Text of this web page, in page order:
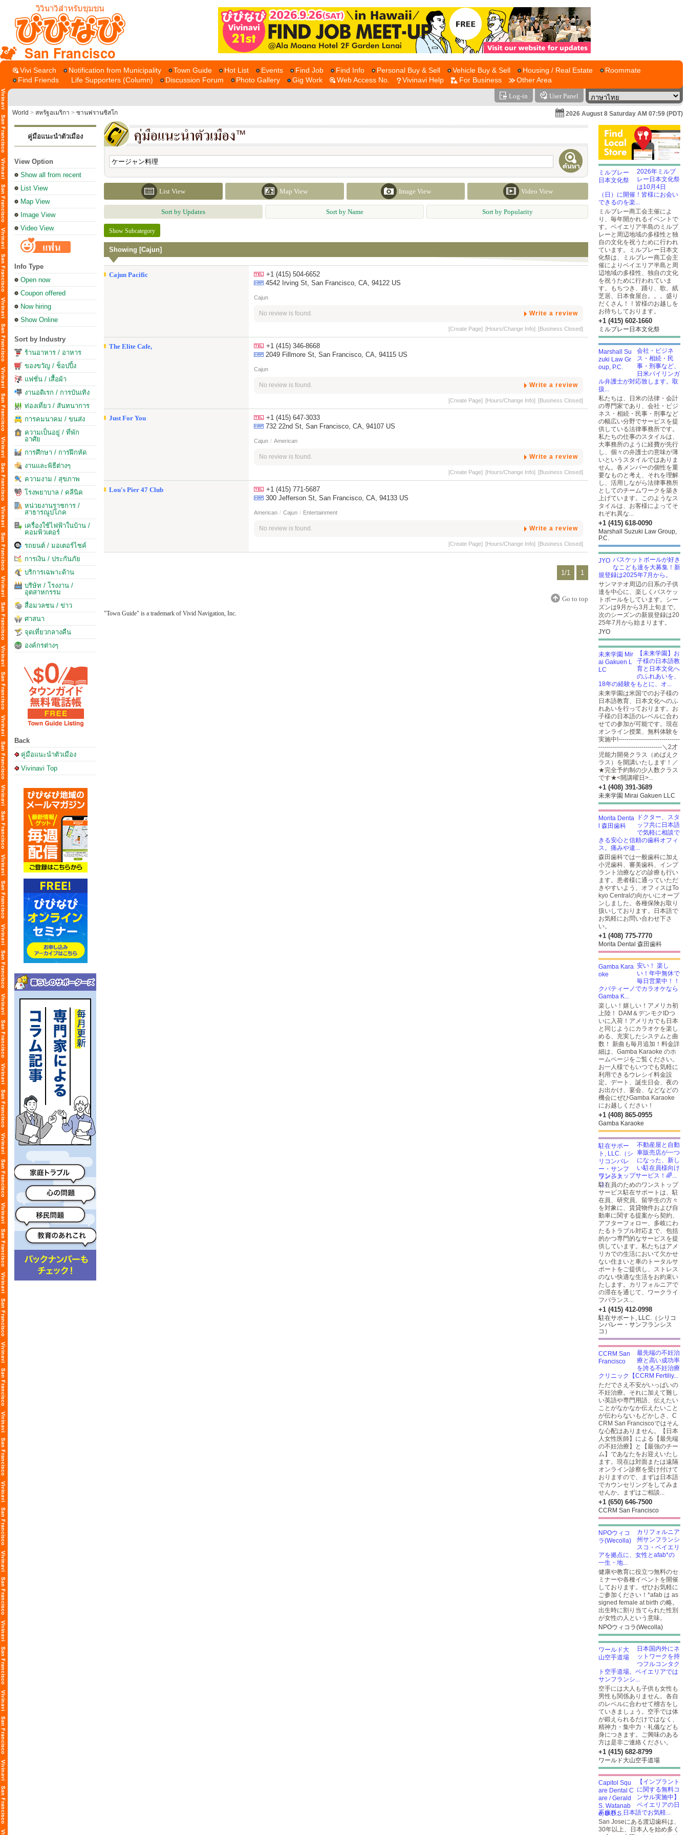
San Francisco
Vivi Search Notification from Municipality Town Guide Hot List Events Find Job Find Info Personal Buy & Sell Vehicle Buy & Sell Housing / Real Estate
Roommate
Find Friends
Life Supporters (Column) Discussion Forum Photo Gallery Gig Work Web Access No. Vivinavi Help For Business Other Area
Log-in User Panel
World > สหรัฐอเมริกา > ซานฟรานซิสโก 2026 August 8 Saturday AM 07:59 (PDT)
คู่มือแนะนำตัวเมือง
View Option
Show all from recent
List View
Map View
Image View
Video View
Info Type
Open now
Coupon offered
Now hiring
Show Online
Sort by Industry
ร้านอาหาร / อาหาร
ของขวัญ / ช็อปปิ้ง
แฟชั่น / เสื้อผ้า
งานอดิเรก / การบันเทิง
ท่องเที่ยว / สันทนาการ
การคมนาคม / ขนส่ง
ความเป็นอยู่ / ที่พัก
อาศัย
การศึกษา / การฝึกหัด
งานและพิธีต่างๆ
ความงาม / สุขภาพ
โรงพยาบาล / คลีนิค
หน่วยงานราชการ /
สาธารณูปโภค
เครื่องใช้ไฟฟ้าในบ้าน /
คอมพิวเตอร์
รถยนต์ / มอเตอร์ไซค์
การเงิน / ประกันภัย
บริการเฉพาะด้าน
บริษัท / โรงงาน /
อุตสาหกรรม
สื่อมวลชน / ข่าว
ศาสนา
จุดเที่ยวกลางคืน
องค์กรต่างๆ
Back
คู่มือแนะนำตัวเมือง
Vivinavi Top
List View Map View Image View Video View
Sort by Updates Sort by Name Sort by Popularity
Show Subcategory
Showing [Cajun]
Cajun Pacific
+1 (415) 504-6652
4542 Irving St, San Francisco, CA, 94122 US
Cajun
No review is found. Write a review
[Create Page] [Hours/Change Info] [Business Closed]
The Elite Cafe,
+1 (415) 346-8668
2049 Fillmore St, San Francisco, CA, 94115 US
Cajun
No review is found. Write a review
[Create Page] [Hours/Change Info] [Business Closed]
Just For You
+1 (415) 647-3033
732 22nd St, San Francisco, CA, 94107 US
Cajun / American
No review is found. Write a review
[Create Page] [Hours/Change Info] [Business Closed]
Lou's Pier 47 Club
+1 (415) 771-5687
300 Jefferson St, San Francisco, CA, 94133 US
American / Cajun / Entertainment
No review is found. Write a review
[Create Page] [Hours/Change Info] [Business Closed]
1/1 1
Go to top
"Town Guide" is a trademark of Vivid Navigation, Inc.
2026年ミルブ
レー日本文化祭
は10月4日
（日）に開催！皆様にお会い
できるのを楽...
ミルブレー商工会主催によ
り、毎年開かれるイベントで
す。ベイエリア半島のミルブ
レーと周辺地域の多様性と独
自の文化を祝うために行われ
ています。ミルブレー日本文
化祭は、ミルブレー商工会主
催によりベイエリア半島と周
辺地域の多様性、独自の文化
を祝うために行われていま
す。もちつき、踊り、歌、紙
芝居、日本食屋台。。。盛り
だくさん！！皆様のお越しを
お待ちしております。
+1 (415) 602-1660
ミルブレー日本文化祭
会社・ビジネ
ス・相続・民
事・刑事など、
日米バイリンガ
ル弁護士が対応致します。取
扱...
私たちは、日米の法律・会計
の専門家であり、会社・ビジ
ネス・相続・民事・刑事など
の幅広い分野でサービスを提
供している法律事務所です。
私たちの仕事のスタイルは、
大事務所のように経費が先行
し、個々の弁護士の意味が薄
いというスタイルではありま
せん。各メンバーの個性を重
要なものと考え、それを理解
し、活用しながら法律事務所
としてのチームワークを築き
上げています。このようなス
タイルは、お客様によってそ
れぞれ異な...
+1 (415) 618-0090
Marshall Suzuki Law Group,
P.C.
バスケットボールが好き
なこども達を大募集！新
規登録は2025年7月から。
サンマテオ周辺の日系の子供
達を中心に、楽しくバスケッ
トボールをしています。シー
ズンは9月から3月上旬まで。
次のシーズンの新規登録は20
25年7月から始まります。
JYO
【未来学園】お
子様の日本語教
育と日本文化へ
のふれあいを、
18年の経験をもとに、オ...
未来学園は米国でのお子様の
日本語教育、日本文化へのふ
れあいを行っております。お
子様の日本語のレベルに合わ
せての参加が可能です。現在
オンライン授業、無料体験を
実施中!------------------------------
-------------------------------＼2才
児能力開発クラス（めばえク
ラス）を開講いたします！／
★完全予約制の少人数クラス
です★<開講曜日>...
+1 (408) 391-3689
未来学園 Mirai Gakuen LLC
ドクター、スタ
ッフ共に日本語
で気軽に相談で
きる安心と信頼の歯科オフィ
ス。痛みや違...
森田歯科では一般歯科に加え
小児歯科、審美歯科、インプ
ラント治療などの診療も行い
ます。患者様に通っていただ
きやすいよう、オフィスはTo
kyo Centralの向かいにオープ
ンしました。各種保険お取り
扱いしております。日本語で
お気軽にお問い合わせ下さ
い。
+1 (408) 775-7770
Morita Dental 森田歯科
安い！ 楽し
い！年中無休で
毎日営業中！！
クパティーノでカラオケなら
Gamba K...
楽しい！嬉しい！アメリカ初
上陸！ DAM＆デンモクIDつ
いに入荷！アメリカでも日本
と同じようにカラオケを楽し
める、充実したシステムと曲
数！ 新曲も毎月追加！料金詳
細は、Gamba Karaoke のホ
ームページをご覧ください。
お一人様でもいつでも気軽に
利用できるウレシイ料金設
定。デート、誕生日会、夜の
お出かけ、宴会、などなどの
機会にぜひGamba Karaoke
にお越しください！
+1 (408) 865-0955
Gamba Karaoke
不動産屋と自動
車販売店が一つ
になった、新し
い駐在員様向け
ワンストップサービス！🌈...
駐在員のためのワンストップ
サービス駐在サポートは、駐
在員、研究員、留学生の方々
を対象に、賃貸物件および自
動車に関する提案から契約、
アフターフォロー、多岐にわ
たるトラブル対応まで、包括
的かつ専門的なサービスを提
供しています。私たちはアメ
リカでの生活において欠かせ
ない住まいと車のトータルサ
ポートをご提供し、ストレス
のない快適な生活をお約束い
たします。カリフォルニアで
の滞在を通じて、ワークライ
フバランス...
+1 (415) 412-0998
駐在サポート, LLC.（シリコ
ンバレー・サンフランシス
コ）
最先端の不妊治
療と高い成功率
を誇る不妊治療
クリニック【CCRM Fertiliy...
ただでさえ不安がいっぱいの
不妊治療。それに加えて難し
い英語や専門用語、伝えたい
ことがなかなか伝えたいこと
が伝わらないもどかしさ、C
CRM San Franciscoではそん
な心配はありません。【日本
人女性医師】による【最先端
の不妊治療】と【最強のチー
ム】であなたをお迎えいたし
ます。現在は対面または遠隔
オンライン診察を受け付けて
おりますので、まずは日本語
でカウンセリングをしてみま
せんか。まずはご相談...
+1 (650) 646-7500
CCRM San Francisco
カリフォルニア
州サンフランシ
スコ・ベイエリ
アを拠点に、女性とafab*の
一生・地...
健康や教育に役立つ無料のセ
ミナーや各種イベントを開催
しております。ぜひお気軽に
ご参加ください！*afab は as
signed female at birth の略。
出生時に割り当てられた性別
が女性の人という意味。
NPOウィコラ(Wecolla)
日本国内外にネ
ットワークを持
つフルコンタク
ト空手道場。ベイエリアでは
サンフランシ...
空手には大人も子供も女性も
男性も関係ありません。各自
のレベルに合わせて稽古をし
ていきましょう。空手では体
が鍛えられるだけではなく、
精神力・集中力・礼儀なども
身につきます。ご興味のある
方は是非ご連絡ください。
+1 (415) 682-8799
ワールド大山空手道場
【インプラント
に関する無料コ
ンサル実施中】
ベイエリアの日
系歯科。日本語でお気軽...
San Joseにある渡辺歯科は、
30年以上、日本人を始め多く